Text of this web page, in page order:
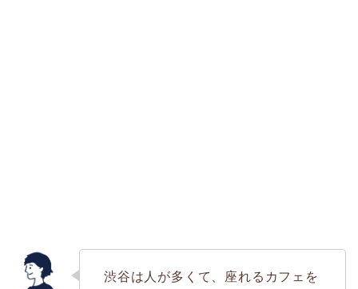
渋谷は人が多くて、座れるカフェを